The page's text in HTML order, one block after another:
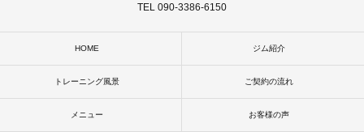
TEL 090-3386-6150
HOME ジム紹介
トレーニング風景 ご契約の流れ
メニュー お客様の声